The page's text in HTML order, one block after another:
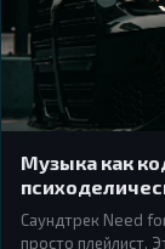
Музыка как
Most Wanted
Саундтрек Need
просто плейлист.